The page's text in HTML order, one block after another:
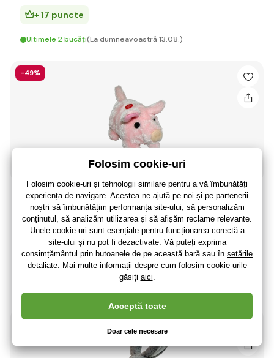
+ 17 puncte
Ultimele 2 bucăți(La dumneavoastră 13.08.)
-49%
PLYŠÁKOV - Porcul Pepík
50,94 lei
99,09 lei(-49 %)
,10 leifără TVA
+ 11 puncte
-56%